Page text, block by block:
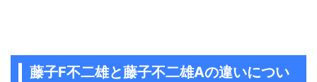
藤子F不二雄と藤子不二雄Aの違いについ